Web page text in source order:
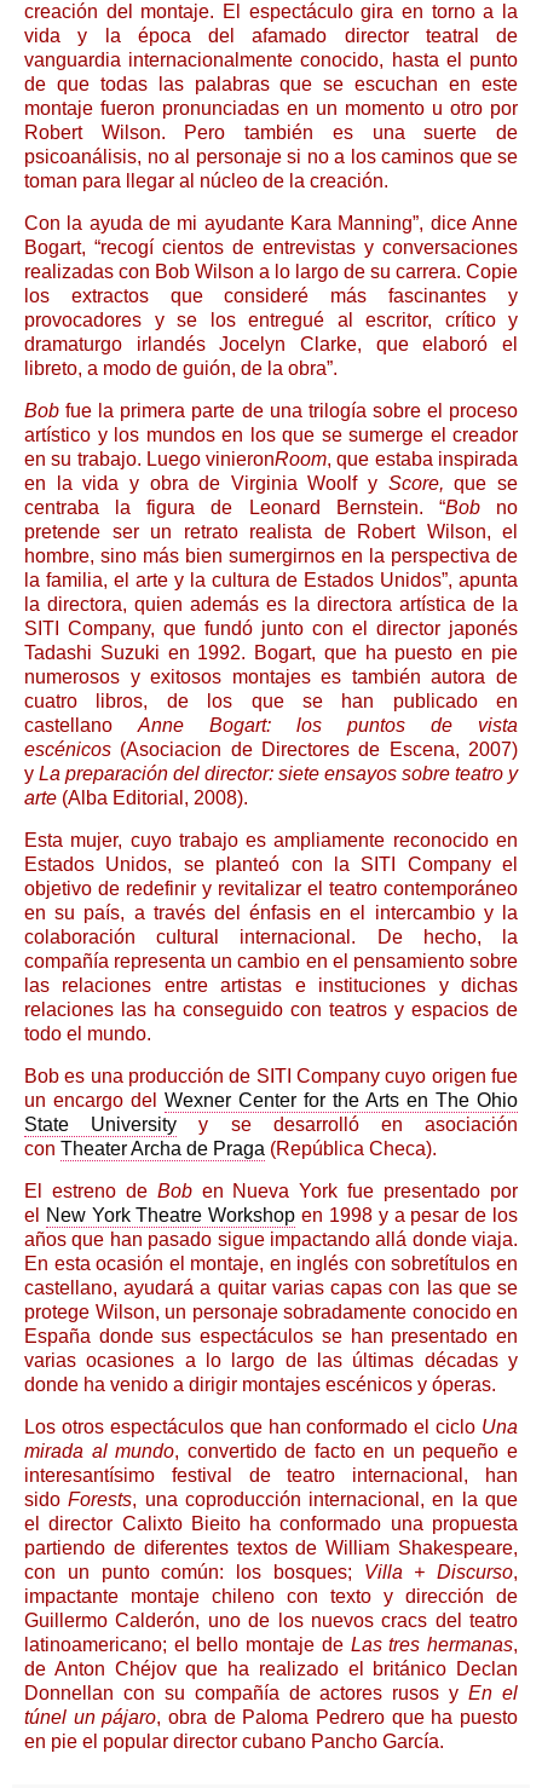
creación del montaje. El espectáculo gira en torno a la
vida y la época del afamado director teatral de
vanguardia internacionalmente conocido, hasta el punto
de que todas las palabras que se escuchan en este
montaje fueron pronunciadas en un momento u otro por
Robert Wilson. Pero también es una suerte de
psicoanálisis, no al personaje si no a los caminos que se
toman para llegar al núcleo de la creación.
Con la ayuda de mi ayudante Kara Manning”, dice Anne
Bogart, “recogí cientos de entrevistas y conversaciones
realizadas con Bob Wilson a lo largo de su carrera. Copie
los extractos que consideré más fascinantes y
provocadores y se los entregué al escritor, crítico y
dramaturgo irlandés Jocelyn Clarke, que elaboró el
libreto, a modo de guión, de la obra”.
Bob fue la primera parte de una trilogía sobre el proceso
artístico y los mundos en los que se sumerge el creador
en su trabajo. Luego vinieronRoom, que estaba inspirada
en la vida y obra de Virginia Woolf y Score, que se
centraba la figura de Leonard Bernstein. “Bobno
pretende ser un retrato realista de Robert Wilson, el
hombre, sino más bien sumergirnos en la perspectiva de
la familia, el arte y la cultura de Estados Unidos”, apunta
la directora, quien además es la directora artística de la
SITI Company, que fundó junto con el director japonés
Tadashi Suzuki en 1992. Bogart, que ha puesto en pie
numerosos y exitosos montajes es también autora de
cuatro libros, de los que se han publicado en
castellano Anne Bogart: los puntos de vista
escénicos (Asociacion de Directores de Escena, 2007)
y La preparación del director: siete ensayos sobre teatro y
arte (Alba Editorial, 2008).
Esta mujer, cuyo trabajo es ampliamente reconocido en
Estados Unidos, se planteó con la SITI Company el
objetivo de redefinir y revitalizar el teatro contemporáneo
en su país, a través del énfasis en el intercambio y la
colaboración cultural internacional. De hecho, la
compañía representa un cambio en el pensamiento sobre
las relaciones entre artistas e instituciones y dichas
relaciones las ha conseguido con teatros y espacios de
todo el mundo.
Bob es una producción de SITI Company cuyo origen fue
un encargo del Wexner Center for the Arts en The Ohio
State University y se desarrolló en asociación
con Theater Archa de Praga (República Checa).
El estreno de Boben Nueva York fue presentado por
el
New York Theatre Workshop en 1998 y a pesar de los
años que han pasado sigue impactando allá donde viaja.
En esta ocasión el montaje, en inglés con sobretítulos en
castellano, ayudará a quitar varias capas con las que se
protege Wilson, un personaje sobradamente conocido en
España donde sus espectáculos se han presentado en
varias ocasiones a lo largo de las últimas décadas y
donde ha venido a dirigir montajes escénicos y óperas.
Los otros espectáculos que han conformado el ciclo Una
mirada al mundo, convertido de facto en un pequeño e
interesantísimo festival de teatro internacional, han
sidoForests, una coproducción internacional, en la que
el director Calixto Bieito ha conformado una propuesta
partiendo de diferentes textos de William Shakespeare,
con un punto común: los bosques; Villa + Discurso,
impactante montaje chileno con texto y dirección de
Guillermo Calderón, uno de los nuevos cracs del teatro
latinoamericano; el bello montaje de Las tres hermanas,
de Anton Chéjov que ha realizado el británico Declan
Donnellan con su compañía de actores rusos yEn el
túnel un pájaro, obra de Paloma Pedrero que ha puesto
en pie el popular director cubano Pancho García.